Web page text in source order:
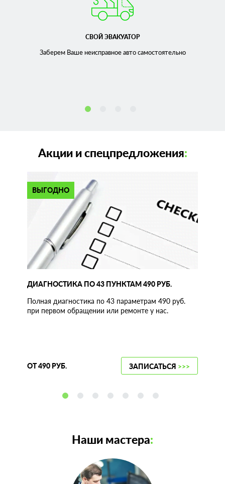
СВОЙ ЭВАКУАТОР
Заберем Ваше неисправноеавто самостоятельно
Акции и спецпредложения:
ВЫГОДНО
ДИАГНОСТИКА ПО 43 ПУНКТАМ 490 РУБ.
Полная диагностика по 43 параметрам 490 руб.
при первом обращении или ремонте у нас.
ОТ 490 РУБ. ЗАПИСАТЬСЯ >>>
Наши мастера: